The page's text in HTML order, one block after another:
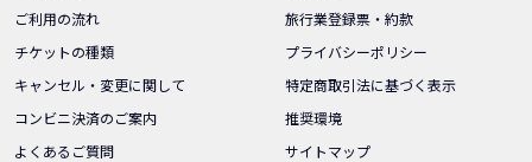
ご利用の流れ
チケットの種類
キャンセル・変更に関して
コンビニ決済のご案内
よくあるご質問
旅行業登録票・約款
プライバシーポリシー
特定商取引法に基づく表示
推奨環境
サイトマップ